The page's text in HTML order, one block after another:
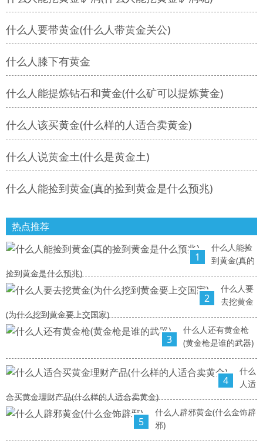
什么人要带黄金(什么人带黄金关公)
什么人膝下有黄金
什么人能提炼钻石和黄金(什么矿可以提炼黄金)
什么人该买黄金(什么样的人适合卖黄金)
什么人说黄金土(什么是黄金土)
什么人能捡到黄金(真的捡到黄金是什么预兆)
热点推荐
1
什么人能捡
到黄金(真的
捡到黄金是什么预兆)
2
什么人要
去挖黄金
(为什么挖到黄金要上交国家)
3
什么人还有黄金枪
(黄金枪是谁的武器)
4
什么
人适
合买黄金理财产品(什么样的人适合卖黄金)
5
什么人辟邪黄金(什么金饰辟
邪)